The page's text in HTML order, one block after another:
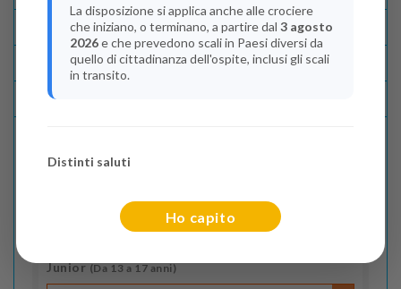
Condizioni
Recensioni
Indica il numero dei passeggeri
Junior(Da 13 a 17 anni)
La disposizione si applica anche alle crociere
che iniziano, o terminano, a partire dal 3 agosto
2026e che prevedono scali in Paesi diversi da
quello di cittadinanza dell'ospite, inclusi gli scali
in transito.
Distinti saluti
Ho capito